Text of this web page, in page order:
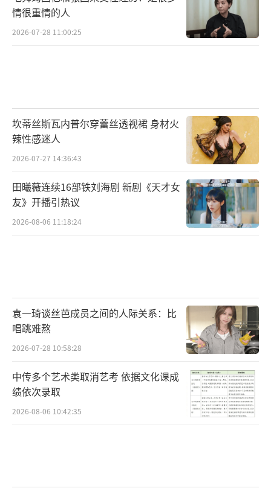
情很重情的人
2026-07-28 11:00:25
坎蒂丝斯瓦内普尔穿蕾丝透视裙 身材火
辣性感迷人
2026-07-27 14:36:43
田曦薇连续16部铁刘海剧 新剧《天才女
友》开播引热议
2026-08-06 11:18:24
袁一琦谈丝芭成员之间的人际关系：比
唱跳难熬
2026-07-28 10:58:28
中传多个艺术类取消艺考 依据文化课成
绩依次录取
2026-08-06 10:42:35